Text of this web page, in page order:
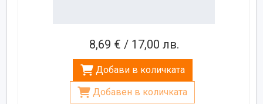
8,69 € / 17,00 лв.
Добави в количката
Добавен в количката